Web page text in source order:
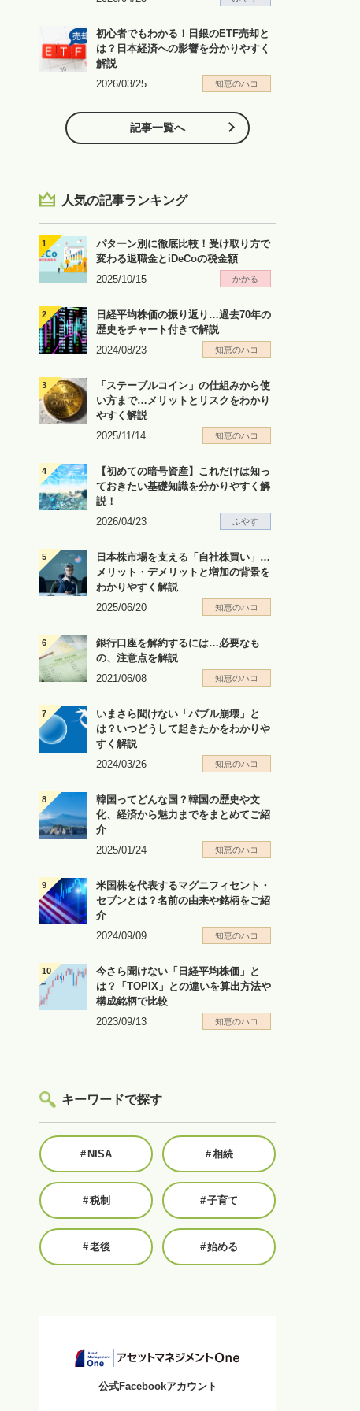
初心者でもわかる！日銀のETF売却と
は？日本経済への影響を分かりやすく
解説
2026/03/25
知恵のハコ
記事一覧へ
人気の記事ランキング
パターン別に徹底比較！受け取り方で
変わる退職金とiDeCoの税金額
2025/10/15
かかる
日経平均株価の振り返り…過去70年の
歴史をチャート付きで解説
2024/08/23
知恵のハコ
「ステーブルコイン」の仕組みから使
い方まで…メリットとリスクをわかり
やすく解説
2025/11/14
知恵のハコ
【初めての暗号資産】これだけは知っ
ておきたい基礎知識を分かりやすく解
説！
2026/04/23
ふやす
日本株市場を支える「自社株買い」…
メリット・デメリットと増加の背景を
わかりやすく解説
2025/06/20
知恵のハコ
銀行口座を解約するには…必要なも
の、注意点を解説
2021/06/08
知恵のハコ
いまさら聞けない「バブル崩壊」と
は？いつどうして起きたかをわかりや
すく解説
2024/03/26
知恵のハコ
韓国ってどんな国？韓国の歴史や文
化、経済から魅力までをまとめてご紹
介
2025/01/24
知恵のハコ
米国株を代表するマグニフィセント・
セブンとは？名前の由来や銘柄をご紹
介
2024/09/09
知恵のハコ
今さら聞けない「日経平均株価」と
は？「TOPIX」との違いを算出方法や
構成銘柄で比較
2023/09/13
知恵のハコ
キーワードで探す
# NISA #相続
#税制 #子育て
#老後 #始める
公式Facebookアカウント